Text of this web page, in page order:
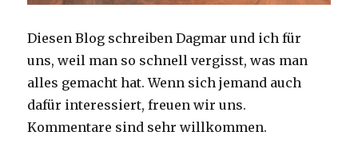
Diesen Blog schreiben Dagmar und ich für
uns, weil man so schnell vergisst, was man
alles gemacht hat. Wenn sich jemand auch
dafür interessiert, freuen wir uns.
Kommentare sind sehr willkommen.